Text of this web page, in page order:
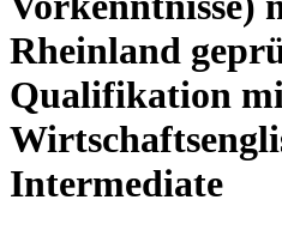
Rheinland
Qualifikation
Intermediate